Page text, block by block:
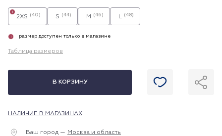
2XS (40)
i
S (44) M (46) L (48)
i размер доступен только в магазине
Таблица размеров
В КОРЗИНУ
НАЛИЧИЕ В МАГАЗИНАХ
Ваш город — Москва и область